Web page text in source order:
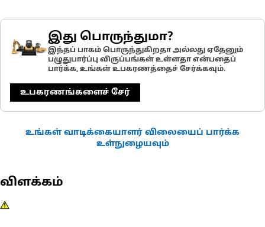
இது பொருந்துமா?
இந்தப் பாகம் பொருந்துகிறதா அல்லது ஏதேனும்
பழுதுபார்ப்பு விருப்பங்கள் உள்ளதா என்பதைப்
பார்க்க, உங்கள் உபகரணத்தைச் சேர்க்கவும்.
உபகரணங்களைச் சேர்
உங்கள் வாடிக்கையாளர் விலையைப் பார்க்க
உள்நுழையவும்
விளக்கம்